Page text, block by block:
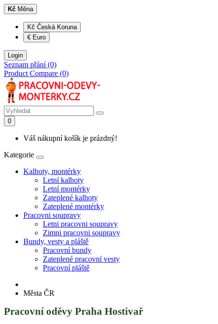
Kč Měna
Kč Česká Koruna
€ Euro
Login
Seznam přání (0)
Product Compare (0)
0
Váš nákupní košík je prázdný!
Kategorie
Kalhoty, montérky
Letní kalhoty
Letní montérky
Zateplené kalhoty
Zateplené montérky
Pracovni soupravy
Letni pracovni soupravy
Zimni pracovni soupravy
Bundy, vesty a pláště
Pracovní bundy
Zateplené pracovní vesty
Pracovní pláště
Města ČR
Pracovní oděvy Praha Hostivař